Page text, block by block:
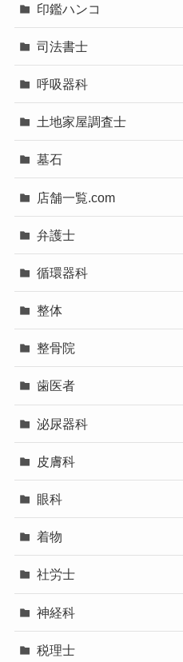
印鑑ハンコ
司法書士
呼吸器科
土地家屋調査士
墓石
店舗一覧.com
弁護士
循環器科
整体
整骨院
歯医者
泌尿器科
皮膚科
眼科
着物
社労士
神経科
税理士